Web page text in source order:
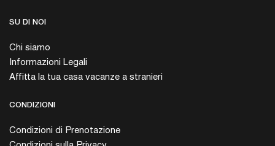
SU DI NOI
Chi siamo
Informazioni Legali
Affitta la tua casa vacanze a stranieri
CONDIZIONI
Condizioni di Prenotazione